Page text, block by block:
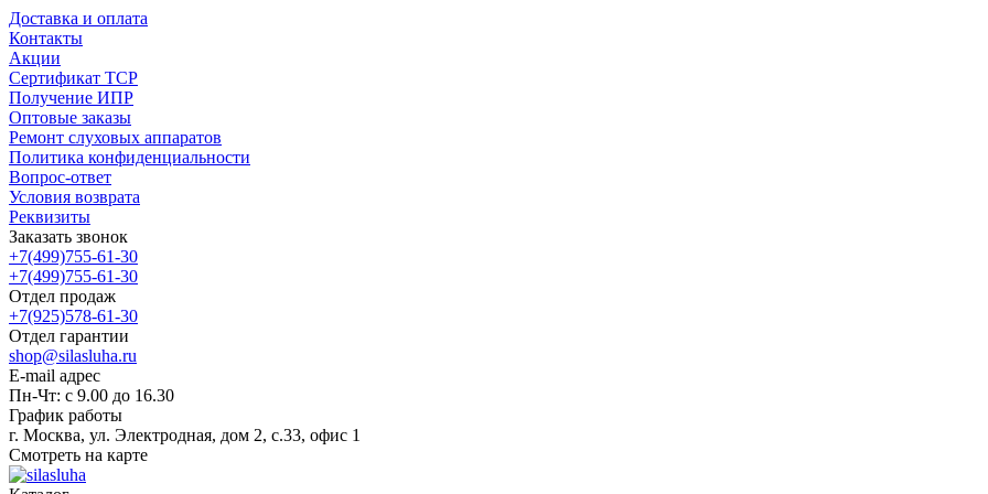
Доставка и оплата
Контакты
Акции
Сертификат ТСР
Получение ИПР
Оптовые заказы
Ремонт слуховых аппаратов
Политика конфиденциальности
Вопрос-ответ
Условия возврата
Реквизиты
Заказать звонок
+7(499)755-61-30
+7(499)755-61-30
Отдел продаж
+7(925)578-61-30
Отдел гарантии
shop@silasluha.ru
E-mail адрес
Пн-Чт: с 9.00 до 16.30
График работы
г. Москва, ул. Электродная, дом 2, с.33, офис 1
Смотреть на карте